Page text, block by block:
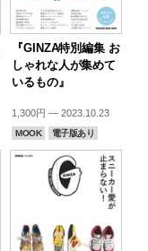
『GINZA特別編集 お
しゃれな人が集めて
いるもの』
1,300円 — 2023.10.23
MOOK 電子版あり